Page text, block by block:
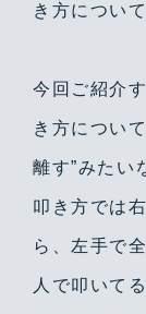
き方につい
今回ご紹介
き方につい
離す”みたい
叩き方では
ら、左手で
人で叩いて